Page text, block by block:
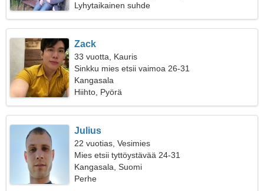
Lyhytaikainen suhde
Zack
33 vuotta, Kauris
Sinkku mies etsii vaimoa 26-31
Kangasala
Hiihto, Pyörä
Julius
22 vuotias, Vesimies
Mies etsii tyttöystävää 24-31
Kangasala, Suomi
Perhe